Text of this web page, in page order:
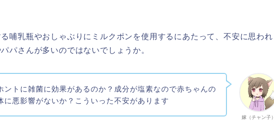
哺乳瓶やおしゃぶりにミルクポンを使用するにあたって、不安に思われ
パさんが多いのではないでしょうか。
嫁（チャン子）
ントに雑菌に効果があるのか？成分が塩素なので赤ちゃんの
に悪影響がないか？こういった不安があります